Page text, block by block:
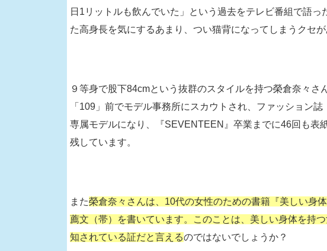
日1リットルも飲んでいた」という過去をテレビ番組で語っ
た高身長を気にするあまり、つい猫背になってしまうクセが
９等身で股下84cmという抜群のスタイルを持つ榮倉奈々さ
「109」前でモデル事務所にスカウトされ、ファッション
専属モデルになり、『SEVENTEEN』卒業までに46回も表
残しています。
また榮倉奈々さんは、10代の女性のための書籍『美しい身
薦文（帯）を書いています。このことは、美しい身体を持
知されている証だと言えるのではないでしょうか？